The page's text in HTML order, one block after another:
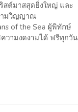
สต์มาสสุดยิ่งใหญ่ และ
ามวิญญาณ
of the Sea ผู้พิทักษ์
วามงดงามได้ ฟรีทุกวัน